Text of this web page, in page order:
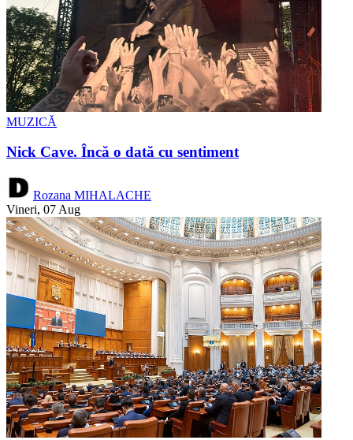
MUZICĂ
Nick Cave. Încă o dată cu sentiment
Rozana MIHALACHE
Vineri, 07 Aug